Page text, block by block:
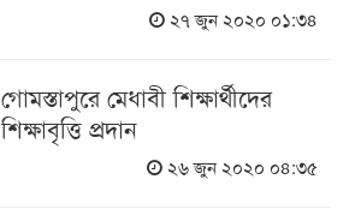
২৭ জুন ২০২০ ০১:৩৪
গোমস্তাপুরে মেধাবী শিক্ষার্থীদের
শিক্ষাবৃত্তি প্রদান
২৬ জুন ২০২০ ০৪:৩৫